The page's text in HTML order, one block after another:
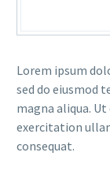
Lorem ipsum
sed do eiusmod
magna aliqua.
exercitation
consequat.